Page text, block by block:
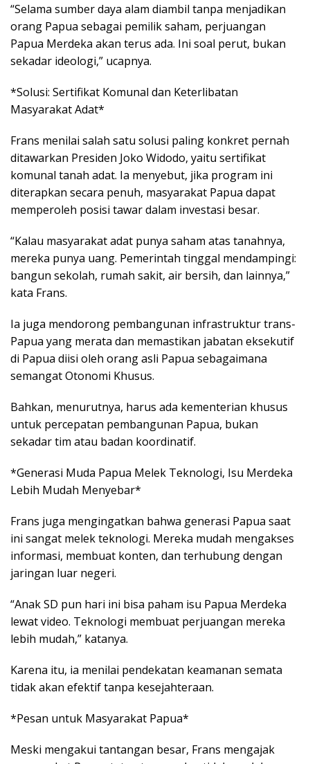
“Selama sumber daya alam diambil tanpa menjadikan
orang Papua sebagai pemilik saham, perjuangan
Papua Merdeka akan terus ada. Ini soal perut, bukan
sekadar ideologi,” ucapnya.
*Solusi: Sertifikat Komunal dan Keterlibatan
Masyarakat Adat*
Frans menilai salah satu solusi paling konkret pernah
ditawarkan Presiden Joko Widodo, yaitu sertifikat
komunal tanah adat. Ia menyebut, jika program ini
diterapkan secara penuh, masyarakat Papua dapat
memperoleh posisi tawar dalam investasi besar.
“Kalau masyarakat adat punya saham atas tanahnya,
mereka punya uang. Pemerintah tinggal mendampingi:
bangun sekolah, rumah sakit, air bersih, dan lainnya,”
kata Frans.
Ia juga mendorong pembangunan infrastruktur trans-
Papua yang merata dan memastikan jabatan eksekutif
di Papua diisi oleh orang asli Papua sebagaimana
semangat Otonomi Khusus.
Bahkan, menurutnya, harus ada kementerian khusus
untuk percepatan pembangunan Papua, bukan
sekadar tim atau badan koordinatif.
*Generasi Muda Papua Melek Teknologi, Isu Merdeka
Lebih Mudah Menyebar*
Frans juga mengingatkan bahwa generasi Papua saat
ini sangat melek teknologi. Mereka mudah mengakses
informasi, membuat konten, dan terhubung dengan
jaringan luar negeri.
“Anak SD pun hari ini bisa paham isu Papua Merdeka
lewat video. Teknologi membuat perjuangan mereka
lebih mudah,” katanya.
Karena itu, ia menilai pendekatan keamanan semata
tidak akan efektif tanpa kesejahteraan.
*Pesan untuk Masyarakat Papua*
Meski mengakui tantangan besar, Frans mengajak